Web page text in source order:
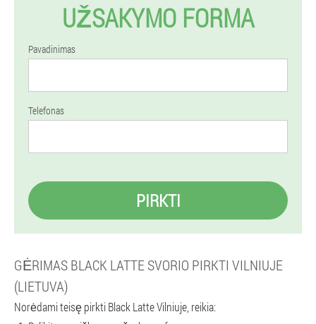
UŽSAKYMO FORMA
Pavadinimas
Telefonas
PIRKTI
GĖRIMAS BLACK LATTE SVORIO PIRKTI VILNIUJE
(LIETUVA)
Norėdami teisę pirkti Black Latte Vilniuje, reikia: